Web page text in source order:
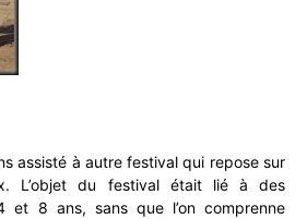
assisté à autre festival qui repose sur
L’objet du festival était lié à des
et 8 ans, sans que l’on comprenne